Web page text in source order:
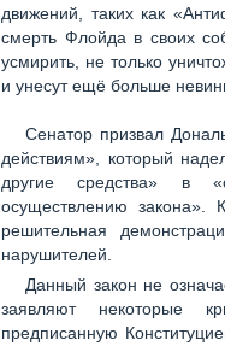
движений, таких как
смерть Флойда в своих
усмирить, не только
и унесут ещё больше
Сенатор призвал
действиям», который
другие средства» в
осуществлению закона».
решительная
нарушителей.
Данный закон не
заявляют некоторые
предписанную